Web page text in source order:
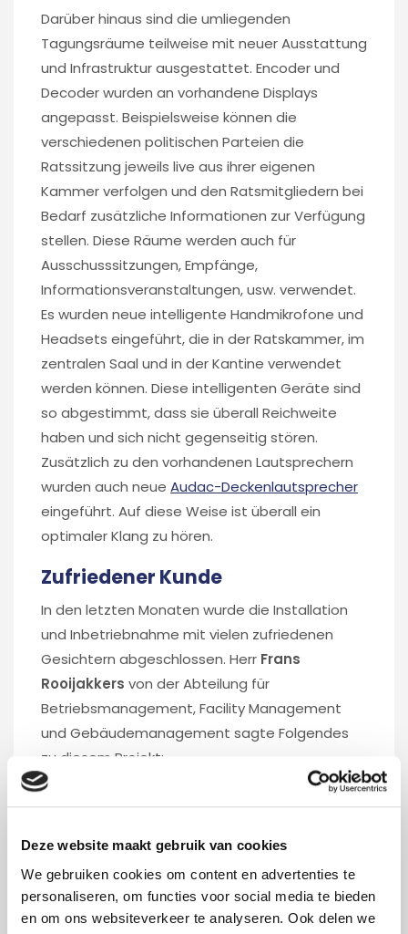
Deze website maakt gebruik van cookies
We gebruiken cookies om content en advertenties te
personaliseren, om functies voor social media te bieden
en om ons websiteverkeer te analyseren. Ook delen we
Darüber hinaus sind die umliegenden
Tagungsräume teilweise mit neuer Ausstattung
und Infrastruktur ausgestattet. Encoder und
Decoder wurden an vorhandene Displays
angepasst. Beispielsweise können die
verschiedenen politischen Parteien die
Ratssitzung jeweils live aus ihrer eigenen
Kammer verfolgen und den Ratsmitgliedern bei
Bedarf zusätzliche Informationen zur Verfügung
stellen. Diese Räume werden auch für
Ausschusssitzungen, Empfänge,
Informationsveranstaltungen, usw. verwendet.
Es wurden neue intelligente Handmikrofone und
Headsets eingeführt, die in der Ratskammer, im
zentralen Saal und in der Kantine verwendet
werden können. Diese intelligenten Geräte sind
so abgestimmt, dass sie überall Reichweite
haben und sich nicht gegenseitig stören.
Zusätzlich zu den vorhandenen Lautsprechern
wurden auch neue Audac-Deckenlautsprecher
eingeführt. Auf diese Weise ist überall ein
optimaler Klang zu hören.
Zufriedener Kunde
In den letzten Monaten wurde die Installation
und Inbetriebnahme mit vielen zufriedenen
Gesichtern abgeschlossen. Herr Frans
Rooijakkers von der Abteilung für
Betriebsmanagement, Facility Management
und Gebäudemanagement sagte Folgendes
zu diesem Projekt:
"Die Installation des neuen Konferenzsystems
des Laarbeek von FOXX AV Audiovisual hat sich
als sehr positiv erwiesen. Für Laarbeek war es
sehr schön zu bemerken, dass FOXXAV nicht
nur auf die Realisierung des Auftrags achtete,